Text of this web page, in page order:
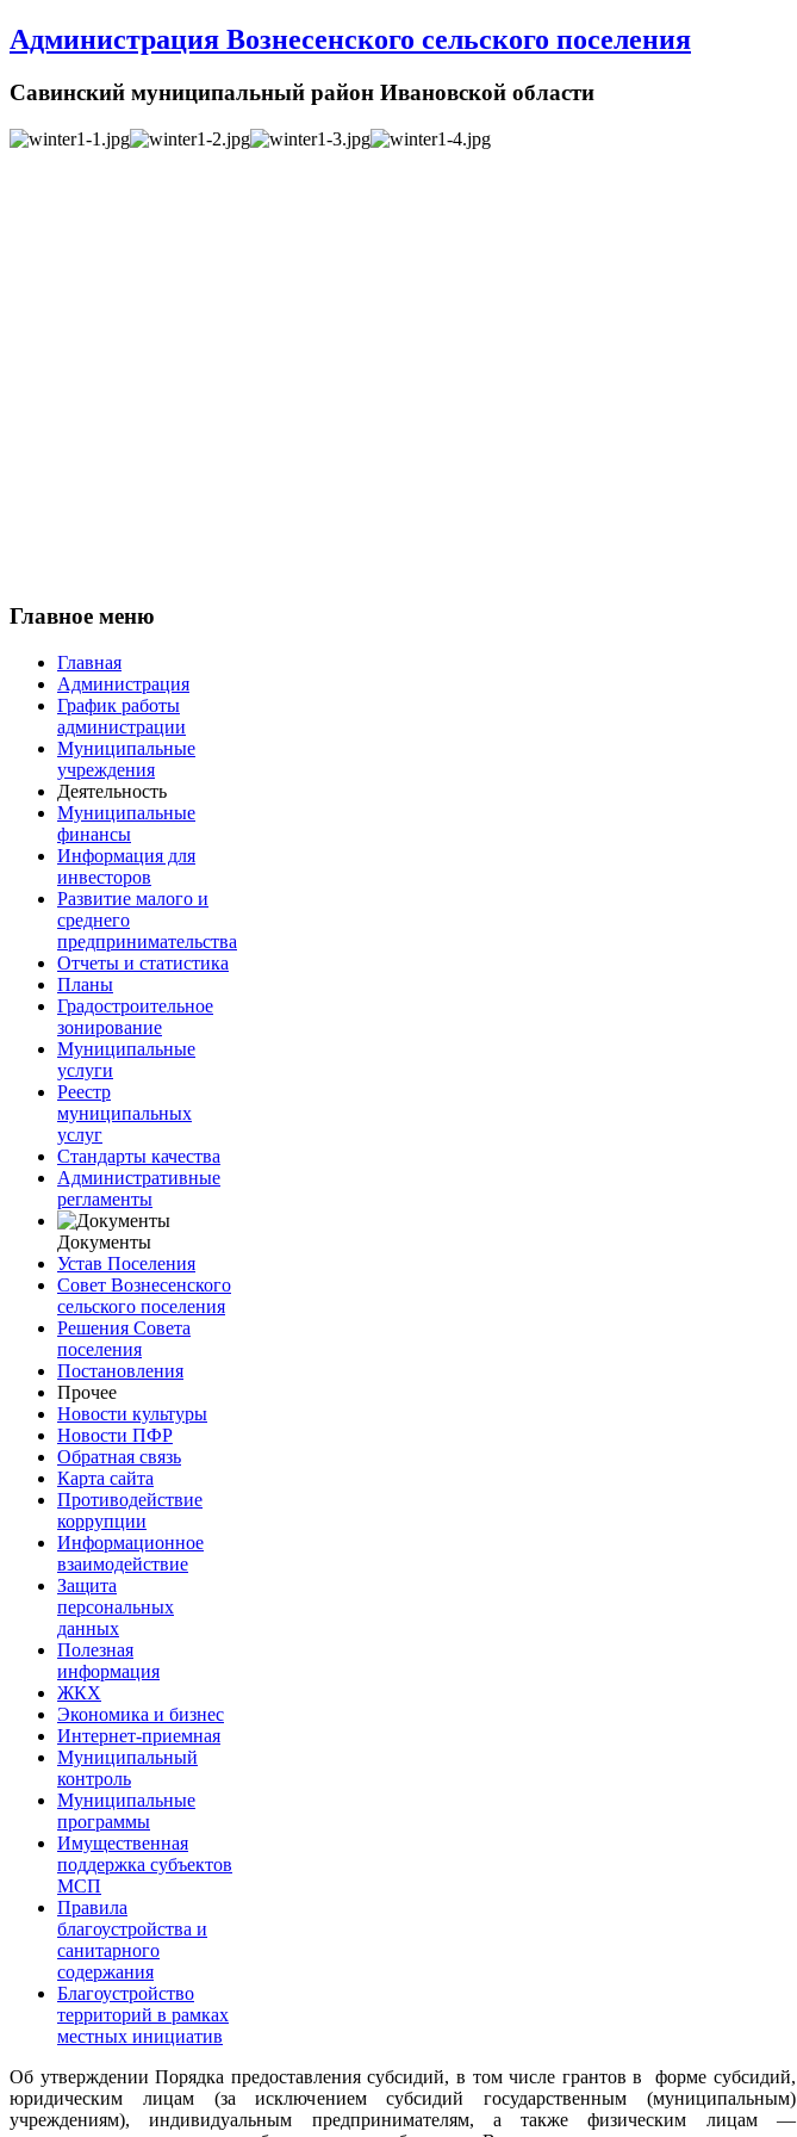
Администрация Вознесенского сельского поселения
Савинский муниципальный район Ивановской области
Главное меню
Главная
Администрация
График работы
администрации
Муниципальные
учреждения
Деятельность
Муниципальные
финансы
Информация для
инвесторов
Развитие малого и
среднего
предпринимательства
Отчеты и статистика
Планы
Градостроительное
зонирование
Муниципальные
услуги
Реестр
муниципальных
услуг
Стандарты качества
Административные
регламенты
Документы
Устав Поселения
Совет Вознесенского
сельского поселения
Решения Совета
поселения
Постановления
Прочее
Новости культуры
Новости ПФР
Обратная связь
Карта сайта
Противодействие
коррупции
Информационное
взаимодействие
Защита
персональных
данных
Полезная
информация
ЖКХ
Экономика и бизнес
Интернет-приемная
Муниципальный
контроль
Муниципальные
программы
Имущественная
поддержка субъектов
МСП
Правила
благоустройства и
санитарного
содержания
Благоустройство
территорий в рамках
местных инициатив
Об утверждении Порядка предоставления субсидий, в том числе грантов в форме субсидий,
юридическим лицам (за исключением субсидий государственным (муниципальным)
учреждениям), индивидуальным предпринимателям, а также физическим лицам —